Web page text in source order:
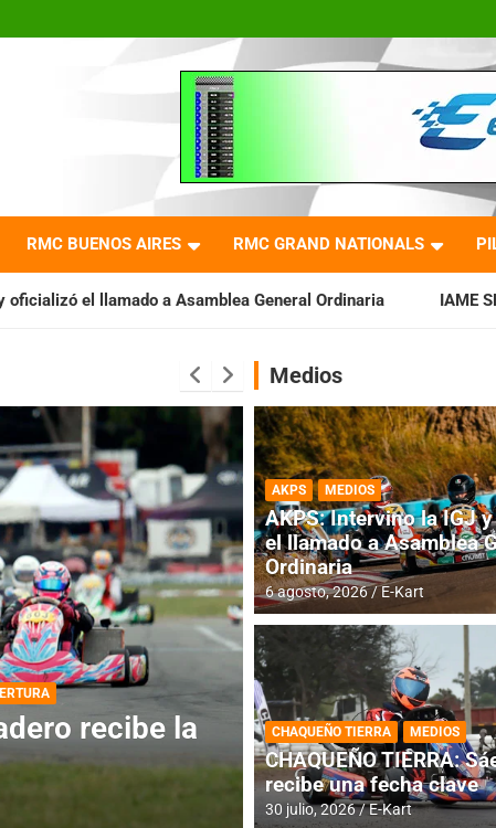
RMC BUENOS AIRES RMC GRAND NATIONALS
General Ordinaria IAME SERIES ARGENTINA:
para la
DESTACADA INFORME CENTRAL
RMC BUENOS
histórica en
4 agosto, 2026 E-Kart
Medios
AKPS MEDIOS
AKPS: Intervino la IGJ
el llamado a Asamblea
Ordinaria
6 agosto, 2026 E-Kart
CHAQUEÑO TIERRA MEDIOS
CHAQUEÑO TIERRA:
recibe una fecha clave
30 julio, 2026 E-Kart